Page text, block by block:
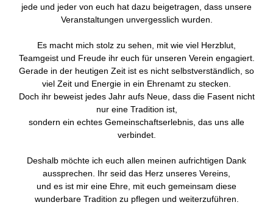
jede und jeder von euch hat dazu beigetragen, dass unsere
Veranstaltungen unvergesslich wurden.
Es macht mich stolz zu sehen, mit wie viel Herzblut,
Teamgeist und Freude ihr euch für unseren Verein engagiert.
Gerade in der heutigen Zeit ist es nicht selbstverständlich, so
viel Zeit und Energie in ein Ehrenamt zu stecken.
Doch ihr beweist jedes Jahr aufs Neue, dass die Fasent nicht
nur eine Tradition ist,
sondern ein echtes Gemeinschaftserlebnis, das uns alle
verbindet.
Deshalb möchte ich euch allen meinen aufrichtigen Dank
aussprechen. Ihr seid das Herz unseres Vereins,
und es ist mir eine Ehre, mit euch gemeinsam diese
wunderbare Tradition zu pflegen und weiterzuführen.